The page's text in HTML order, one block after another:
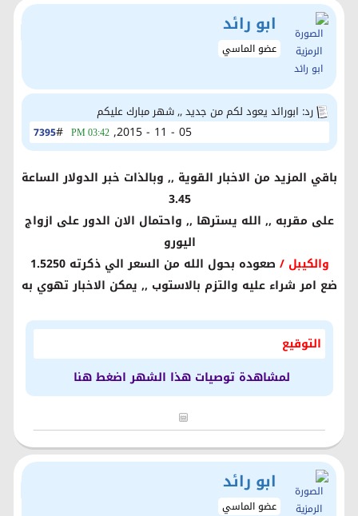
ابو رائد
عضو الماسي
رد: ابورائد يعود لكم من جديد ,, شهر مبارك عليكم
7395# 05 - 11 - 2015,
03:42 PM
باقي المزيد من الاخبار القوية ,, وبالذات خبر الدولار الساعة
3.45
على مقربه ,, الله يسترها ,, واحتمال الان الدور على ازواج
اليورو
والكيبل / صعوده بحول الله من السعر الي ذكرته 1.5250
ضع امر شراء عليه والتزم بالاستوب ,, يمكن الاخبار تهوي به
التوقيع
لمشاهدة توصيات هذا الشهر اضغط هنا
ابو رائد
عضو الماسي